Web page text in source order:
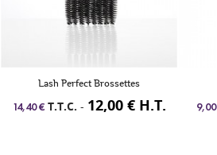
Lash Perfect Brossettes
14,40 € T.T.C. - 12,00 € H.T.